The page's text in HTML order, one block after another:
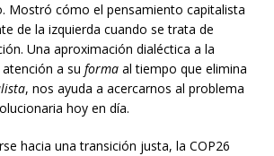
Mostró cómo el pensamiento capitalista
de la izquierda cuando se trata de
Una aproximación dialéctica a la
a su forma al tiempo que elimina
, nos ayuda a acercarnos al problema
hoy en día.
hacia una transición justa, la COP26